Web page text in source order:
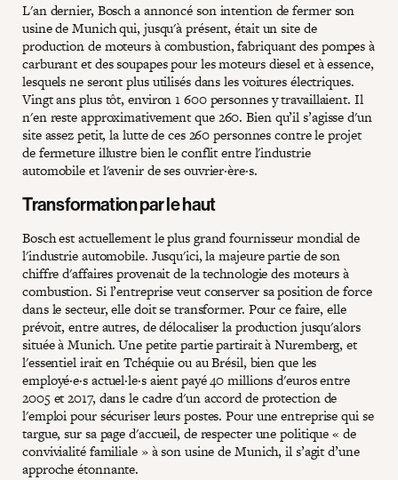
L'an dernier, Bosch a annoncé son intention de fermer son
usine de Munich qui, jusqu'à présent, était un site de
production de moteurs à combustion, fabriquant des pompes à
carburant et des soupapes pour les moteurs diesel et à essence,
lesquels ne seront plus utilisés dans les voitures électriques.
Vingt ans plus tôt, environ 1 600 personnes y travaillaient. Il
n'en reste approximativement que 260. Bien qu’il s’agisse d'un
site assez petit, la lutte de ces 260 personnes contre le projet
de fermeture illustre bien le conflit entre l'industrie
automobile et l'avenir de ses ouvrier·ère·s.
Transformation par le haut
Bosch est actuellement le plus grand fournisseur mondial de
l'industrie automobile. Jusqu'ici, la majeure partie de son
chiffre d'affaires provenait de la technologie des moteurs à
combustion. Si l’entreprise veut conserver sa position de force
dans le secteur, elle doit se transformer. Pour ce faire, elle
prévoit, entre autres, de délocaliser la production jusqu'alors
située à Munich. Une petite partie partirait à Nuremberg, et
l'essentiel irait en Tchéquie ou au Brésil, bien que les
employé·e·s actuel·le·s aient payé 40 millions d'euros entre
2005 et 2017, dans le cadre d'un accord de protection de
l'emploi pour sécuriser leurs postes. Pour une entreprise qui se
targue, sur sa page d'accueil, de respecter une politique « de
convivialité familiale » à son usine de Munich, il s’agit d’une
approche étonnante.